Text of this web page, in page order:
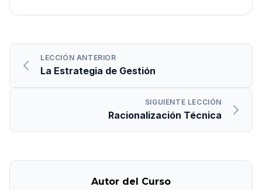
LECCIÓN ANTERIOR
La Estrategia de Gestión
SIGUIENTE LECCIÓN
Racionalización Técnica
Autor del Curso